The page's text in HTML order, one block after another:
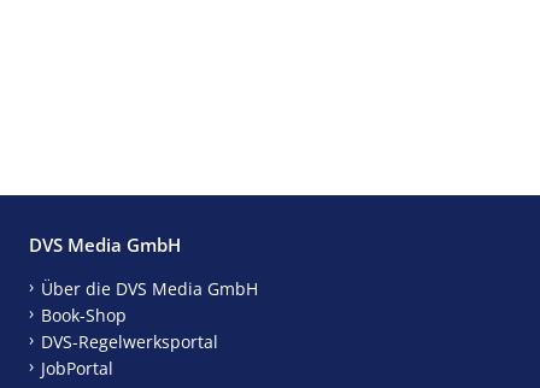
DVS Media GmbH
Über die DVS Media GmbH
Book-Shop
DVS-Regelwerksportal
JobPortal